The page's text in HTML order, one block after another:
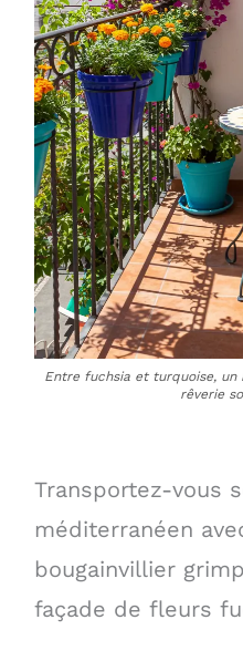
Entre fuchsia et turquoise,
rêverie
Transportez-vous
méditerranéen
bougainvillier
façade de fleurs